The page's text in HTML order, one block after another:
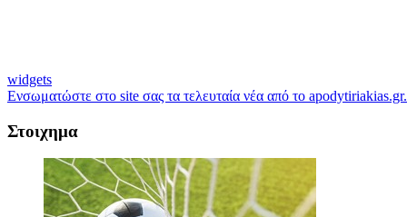
widgets
Ενσωματώστε στο site σας τα τελευταία νέα από το apodytiriakias.gr.
Στοιχημα